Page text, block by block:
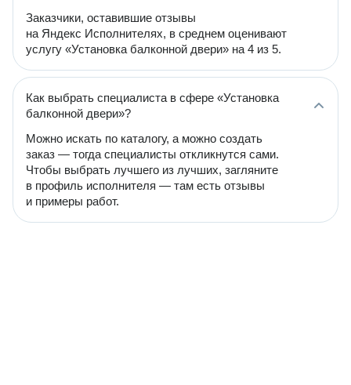
Заказчики, оставившие отзывы
на Яндекс Исполнителях, в среднем оценивают
услугу «Установка балконной двери» на 4 из 5.
Как выбрать специалиста в сфере «Установка
балконной двери»?
Можно искать по каталогу, а можно создать
заказ — тогда специалисты откликнутся сами.
Чтобы выбрать лучшего из лучших, загляните
в профиль исполнителя — там есть отзывы
и примеры работ.